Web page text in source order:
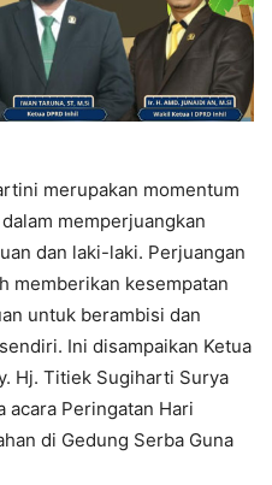
merupakan momentum
memperjuangkan
dan laki-laki. Perjuangan
memberikan kesempatan
untuk berambisi dan
Ini disampaikan Ketua
Hj. Titiek Sugiharti Surya
acara Peringatan Hari
di Gedung Serba Guna